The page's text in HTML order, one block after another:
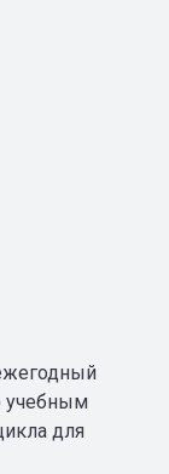
учебным
для